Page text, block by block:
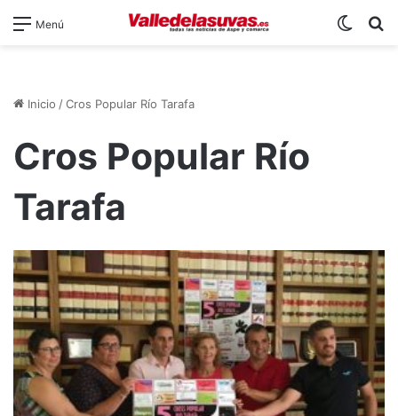
Menú
Inicio /Cros Popular Río Tarafa
Cros Popular Río
Tarafa